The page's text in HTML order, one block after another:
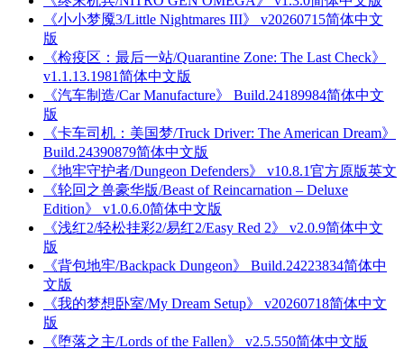
《小小梦魇3/Little Nightmares III》 v20260715简体中文
版
《检疫区：最后一站/Quarantine Zone: The Last Check》
v1.1.13.1981简体中文版
《汽车制造/Car Manufacture》 Build.24189984简体中文
版
《卡车司机：美国梦/Truck Driver: The American Dream》
Build.24390879简体中文版
《地牢守护者/Dungeon Defenders》 v10.8.1官方原版英文
《轮回之兽豪华版/Beast of Reincarnation – Deluxe
Edition》 v1.0.6.0简体中文版
《浅红2/轻松挂彩2/易红2/Easy Red 2》 v2.0.9简体中文
版
《背包地牢/Backpack Dungeon》 Build.24223834简体中
文版
《我的梦想卧室/My Dream Setup》 v20260718简体中文
版
《堕落之主/Lords of the Fallen》 v2.5.550简体中文版